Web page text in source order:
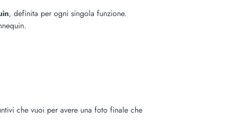
, definita per ogni singola funzione.
che vuoi per avere una foto finale che